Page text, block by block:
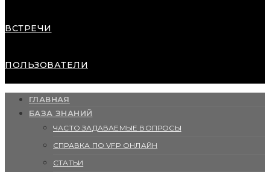
ВСТРЕЧИ
ПОЛЬЗОВАТЕЛИ
ГЛАВНАЯ
БАЗА ЗНАНИЙ
ЧАСТО ЗАДАВАЕМЫЕ ВОПРОСЫ
СПРАВКА ПО VFP ОНЛАЙН
СТАТЬИ